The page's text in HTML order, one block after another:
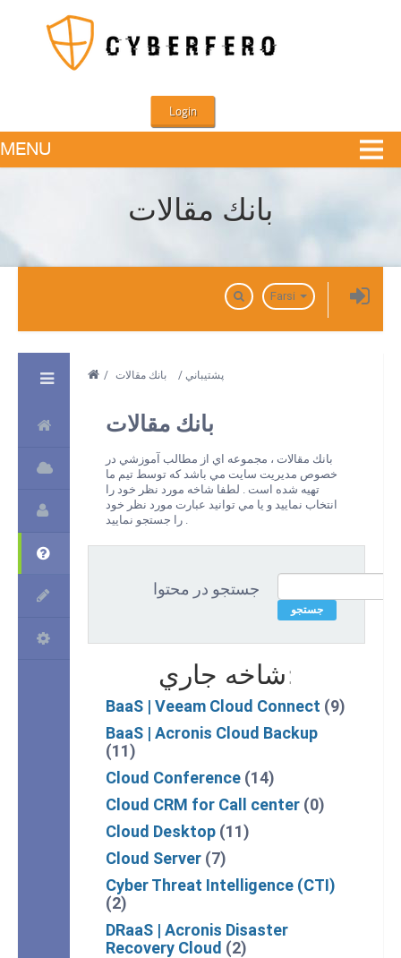
MENU
Login
بانك مقالات
Farsi
/ پشتيباني / بانك مقالات
بانك مقالات
بانك مقالات ، مجموعه اي از مطالب آموزشي در
خصوص مديريت سايت مي باشد كه توسط تيم ما
تهيه شده است . لطفا شاخه مورد نظر خود را
انتخاب نماييد و يا مي توانيد عبارت مورد نظر خود
را جستجو نماييد .
جستجو در محتوا
شاخه جاري:
BaaS | Veeam Cloud Connect (9)
BaaS | Acronis Cloud Backup
(11)
Cloud Conference (14)
Cloud CRM for Call center (0)
Cloud Desktop (11)
Cloud Server (7)
Cyber Threat Intelligence (CTI)
(2)
DRaaS | Acronis Disaster
Recovery Cloud (2)